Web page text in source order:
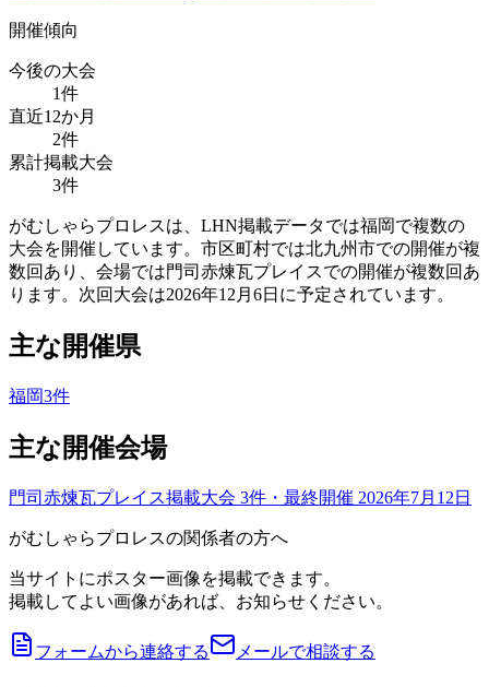
開催傾向
今後の大会
1件
直近12か月
2件
累計掲載大会
3件
がむしゃらプロレスは、LHN掲載データでは福岡で複数の
大会を開催しています。市区町村では北九州市での開催が複
数回あり、会場では門司赤煉瓦プレイスでの開催が複数回あ
ります。次回大会は2026年12月6日に予定されています。
主な開催県
福岡3件
主な開催会場
門司赤煉瓦プレイス掲載大会 3件 ・最終開催 2026年7月12日
がむしゃらプロレスの関係者の方へ
当サイトにポスター画像を掲載できます。
掲載してよい画像があれば、お知らせください。
フォームから連絡する メールで相談する